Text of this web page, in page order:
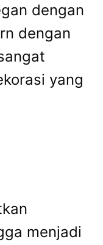
dengan
dengan
yang
menjadi